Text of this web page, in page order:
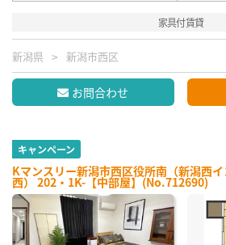
家具付賃貸
新潟県 新潟市西区
お問合わせ
キャンペーン
Kマンスリー新潟市西区役所南（新潟西
西） 202・1K-【中部屋】(No.712690)